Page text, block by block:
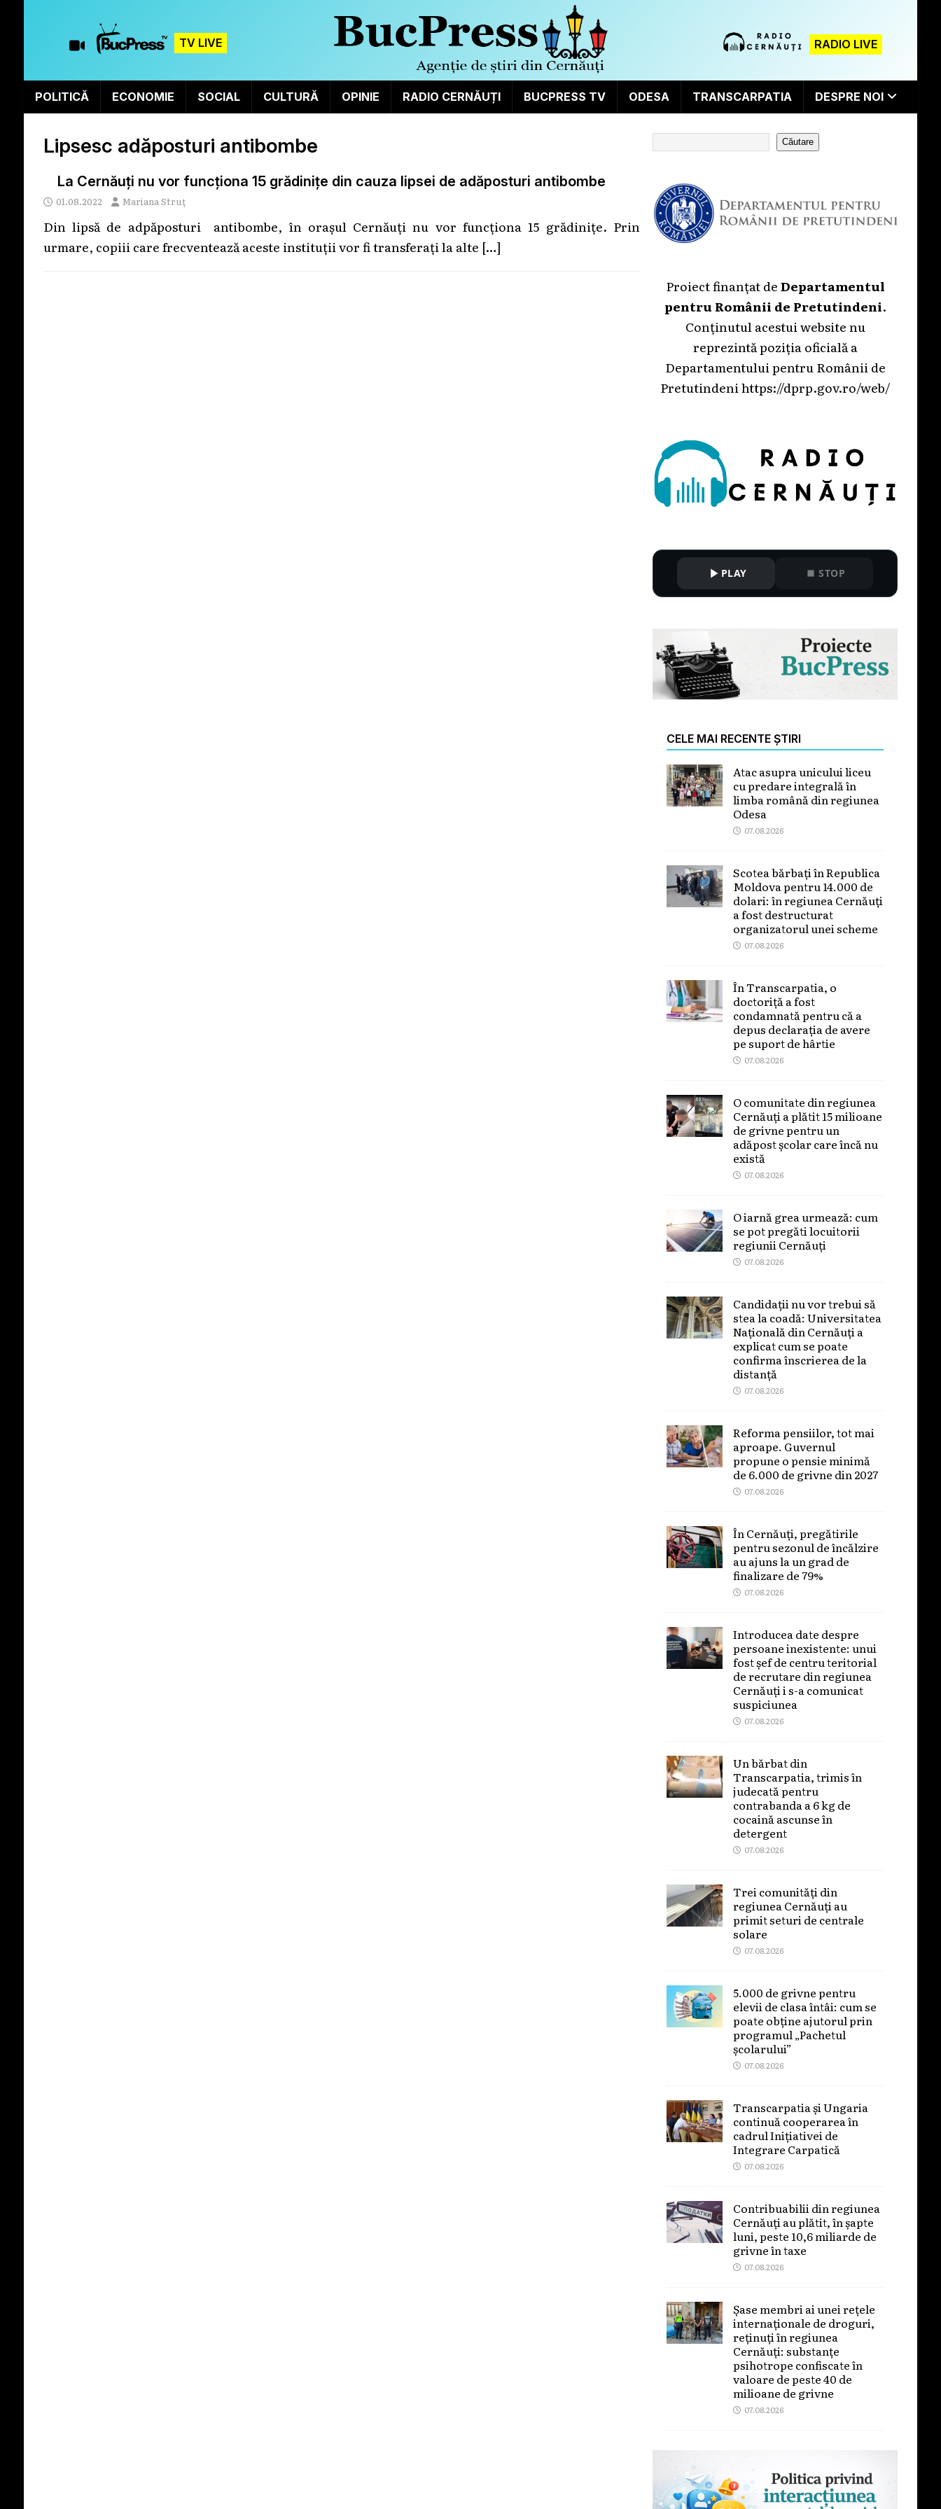
TV LIVE RADIO LIVE
POLITICĂ ECONOMIE SOCIAL CULTURĂ OPINIE RADIO CERNĂUȚI BUCPRESS TV ODESA TRANSCARPATIA DESPRE NOI
Lipsesc adăposturi antibombe
La Cernăuți nu vor funcționa 15 grădinițe din cauza lipsei de adăposturi antibombe
01.08.2022 Mariana Struț
Din lipsă de adpăposturi antibombe, în orașul Cernăuți nu vor funcționa 15 grădinițe. Prin
urmare, copiii care frecventează aceste instituții vor fi transferați la alte […]
Căutare
Proiect finanțat deDepartamentul
pentru Românii de Pretutindeni.
Conținutul acestui website nu
reprezintă poziția oficială a
Departamentului pentru Românii de
Pretutindenihttps://dprp.gov.ro/web/
PLAY STOP
CELE MAI RECENTE ȘTIRI
Atac asupra unicului liceu
cu predare integrală în
limba română din regiunea
Odesa
07.08.2026
Scotea bărbați în Republica
Moldova pentru 14.000 de
dolari: în regiunea Cernăuți
a fost destructurat
organizatorul unei scheme
07.08.2026
În Transcarpatia, o
doctoriță a fost
condamnată pentru că a
depus declarația de avere
pe suport de hârtie
07.08.2026
O comunitate din regiunea
Cernăuți a plătit 15 milioane
de grivne pentru un
adăpost școlar care încă nu
există
07.08.2026
O iarnă grea urmează: cum
se pot pregăti locuitorii
regiunii Cernăuți
07.08.2026
Candidații nu vor trebui să
stea la coadă: Universitatea
Națională din Cernăuți a
explicat cum se poate
confirma înscrierea de la
distanță
07.08.2026
Reforma pensiilor, tot mai
aproape. Guvernul
propune o pensie minimă
de 6.000 de grivne din 2027
07.08.2026
În Cernăuți, pregătirile
pentru sezonul de încălzire
au ajuns la un grad de
finalizare de 79%
07.08.2026
Introducea date despre
persoane inexistente: unui
fost șef de centru teritorial
de recrutare din regiunea
Cernăuți i s-a comunicat
suspiciunea
07.08.2026
Un bărbat din
Transcarpatia, trimis în
judecată pentru
contrabanda a 6 kg de
cocaină ascunse în
detergent
07.08.2026
Trei comunități din
regiunea Cernăuți au
primit seturi de centrale
solare
07.08.2026
5.000 de grivne pentru
elevii de clasa întâi: cum se
poate obține ajutorul prin
programul „Pachetul
școlarului”
07.08.2026
Transcarpatia și Ungaria
continuă cooperarea în
cadrul Inițiativei de
Integrare Carpatică
07.08.2026
Contribuabilii din regiunea
Cernăuți au plătit, în șapte
luni, peste 10,6 miliarde de
grivne în taxe
07.08.2026
Șase membri ai unei rețele
internaționale de droguri,
reținuți în regiunea
Cernăuți: substanțe
psihotrope confiscate în
valoare de peste 40 de
milioane de grivne
07.08.2026